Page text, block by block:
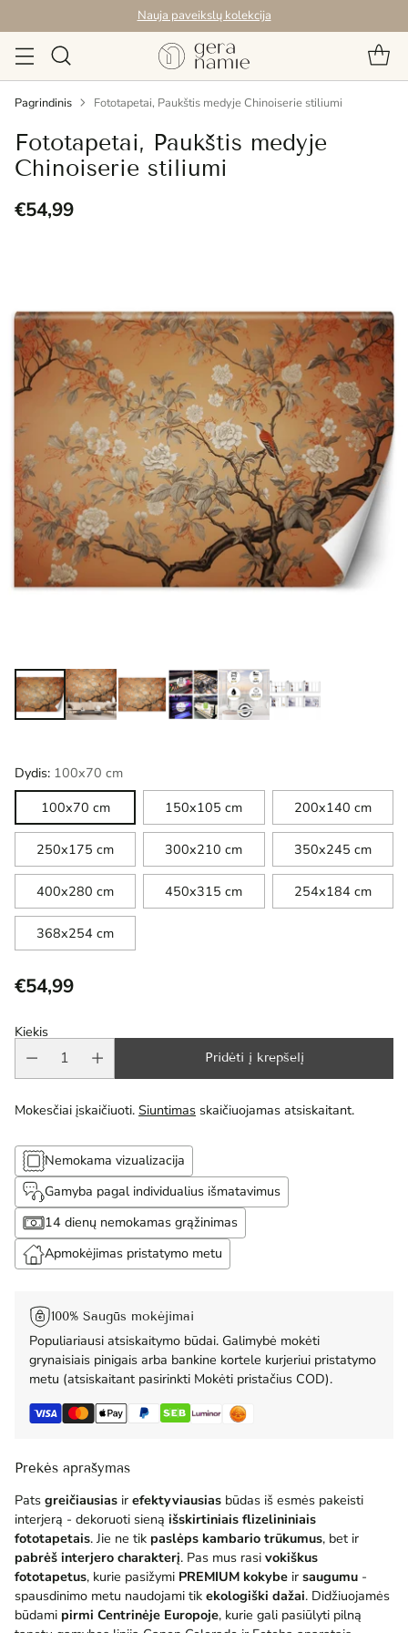
Nauja paveikslų kolekcija
Pagrindinis Fototapetai, Paukštis medyje Chinoiserie stiliumi
Fototapetai, Paukštis medyje
Chinoiserie stiliumi
Reguliari
€54,99
Dydis: 100x70 cm
100x70 cm
150x105 cm 200x140 cm
250x175 cm 300x210 cm 350x245 cm
400x280 cm 450x315 cm 254x184 cm
368x254 cm
Reguliari
kaina
€54,99
Kiekis
Pridėti į krepšelį
Mokesčiai įskaičiuoti. Siuntimas skaičiuojamas atsiskaitant.
Nemokama vizualizacija
Gamyba pagal individualius išmatavimus
14 dienų nemokamas grąžinimas
Apmokėjimas pristatymo metu
100% Saugūs mokėjimai
Populiariausi atsiskaitymo būdai. Galimybė mokėti
grynaisiais pinigais arba bankine kortele kurjeriui pristatymo
metu (atsiskaitant pasirinkti Mokėti pristačius COD).
Prekės aprašymas
Pats greičiausias ir efektyviausias būdas iš esmės pakeisti
interjerą - dekoruoti sieną išskirtiniais flizelininiais
fototapetais. Jie ne tik paslėps kambario trūkumus, bet ir
pabrėš interjero charakterį. Pas mus rasi vokiškus
fototapetus, kurie pasižymi PREMIUM kokybe ir saugumu -
spausdinimo metu naudojami tik ekologiški dažai. Didžiuojamės
būdami pirmi Centrinėje Europoje, kurie gali pasiūlyti pilną